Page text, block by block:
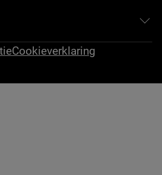
Cookieverklaring